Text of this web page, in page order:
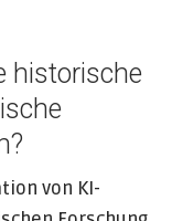
historische
von KI-